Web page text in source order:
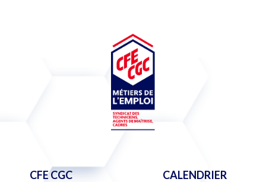
CFE CGC
CALENDRIER